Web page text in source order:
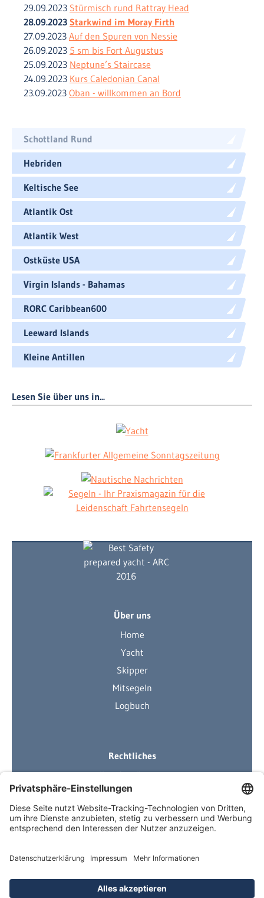
29.09.2023 Stürmisch rund Rattray Head
28.09.2023 Starkwind im Moray Firth
27.09.2023 Auf den Spuren von Nessie
26.09.2023 5 sm bis Fort Augustus
25.09.2023 Neptune’s Staircase
24.09.2023 Kurs Caledonian Canal
23.09.2023 Oban - willkommen an Bord
Schottland Rund
Hebriden
Keltische See
Atlantik Ost
Atlantik West
Ostküste USA
Virgin Islands - Bahamas
RORC Caribbean600
Leeward Islands
Kleine Antillen
Lesen Sie über uns in...
Über uns
Home
Yacht
Skipper
Mitsegeln
Logbuch
Rechtliches
Ihre Ausrüstung
Impressum
Datenschutzerklärung
AGB
Über Neuigkeiten informiert